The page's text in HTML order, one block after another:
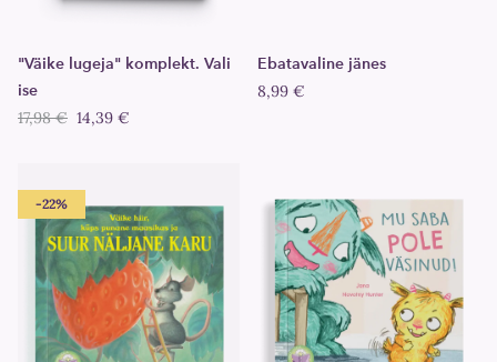
"Väike lugeja" komplekt. Vali
ise
17,98 € 14,39 €
Ebatavaline jänes
8,99 €
-22%